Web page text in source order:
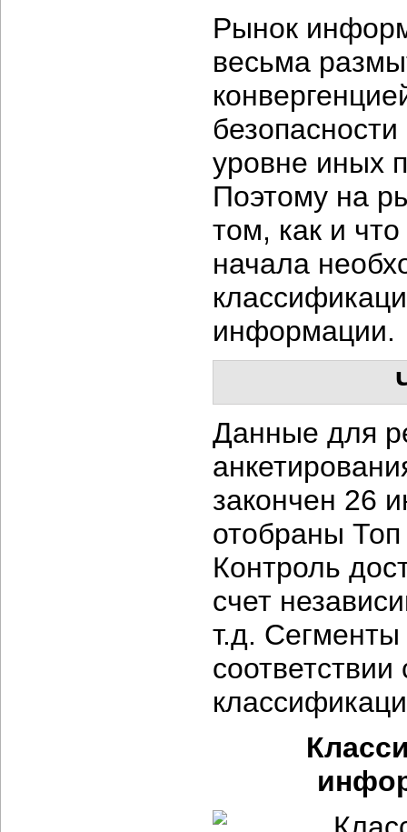
Рынок
весьма
уровне иных
Поэтому на
том, как и
начала
информации.
Данные для
закончен 26
отобраны
Контроль
счет
т.д.